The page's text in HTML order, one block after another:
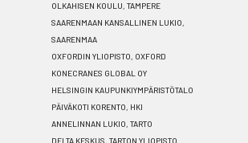
OLKAHISEN KOULU, TAMPERE
SAARENMAAN KANSALLINEN LUKIO,
SAARENMAA
OXFORDIN YLIOPISTO, OXFORD
KONECRANES GLOBAL OY
HELSINGIN KAUPUNKIYMPÄRISTÖTALO
PÄIVÄKOTI KORENTO, HKI
ANNELINNAN LUKIO, TARTO
DELTA KESKUS, TARTON YLIOPISTO